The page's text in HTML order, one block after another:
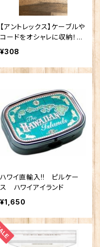
【アントレックス】ケーブルや
コードをオシャレに収納！
【ボビーノコードホルダー
¥308
ハワイ直輸入!! ピルケー
ス ハワイアイランド
¥1,650